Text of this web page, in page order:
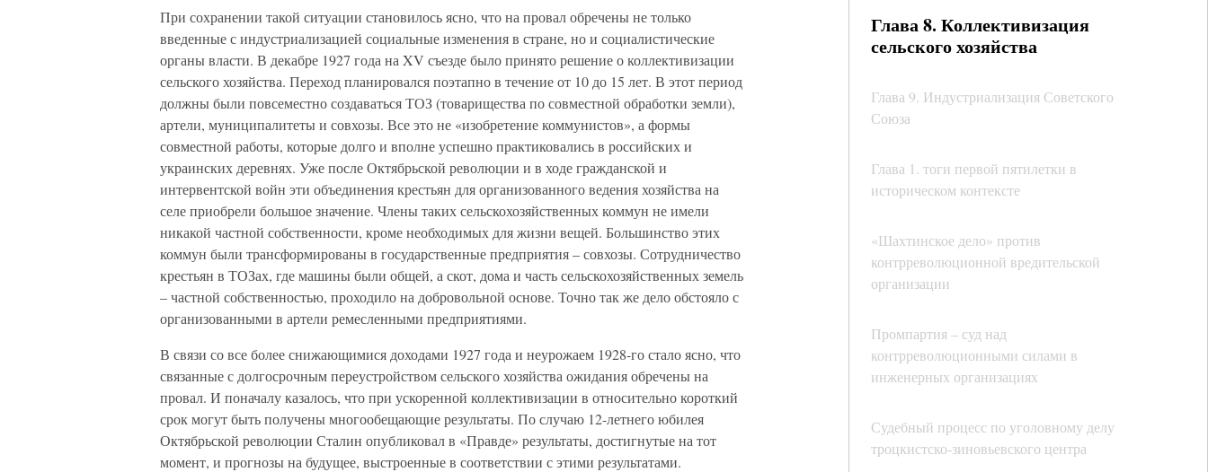
Глава 8. Коллективизация
сельского хозяйства
Глава 9. Индустриализация Советского
Союза
Глава 1. тоги первой пятилетки в
историческом контексте
«Шахтинское дело» против
контрреволюционной вредительской
организации
Промпартия – суд над
контрреволюционными силами в
инженерных организациях
Судебный процесс по уголовному делу
троцкистско-зиновьевского центра
При сохранении такой ситуации становилось ясно, что на провал обречены не только
введенные с индустриализацией социальные изменения в стране, но и социалистические
органы власти. В декабре 1927 года на XV съезде было принято решение о коллективизации
сельского хозяйства. Переход планировался поэтапно в течение от 10 до 15 лет. В этот период
должны были повсеместно создаваться ТОЗ (товарищества по совместной обработки земли),
артели, муниципалитеты и совхозы. Все это не «изобретение коммунистов», а формы
совместной работы, которые долго и вполне успешно практиковались в российских и
украинских деревнях. Уже после Октябрьской революции и в ходе гражданской и
интервентской войн эти объединения крестьян для организованного ведения хозяйства на
селе приобрели большое значение. Члены таких сельскохозяйственных коммун не имели
никакой частной собственности, кроме необходимых для жизни вещей. Большинство этих
коммун были трансформированы в государственные предприятия – совхозы. Сотрудничество
крестьян в ТОЗах, где машины были общей, а скот, дома и часть сельскохозяйственных земель
– частной собственностью, проходило на добровольной основе. Точно так же дело обстояло с
организованными в артели ремесленными предприятиями.
В связи со все более снижающимися доходами 1927 года и неурожаем 1928-го стало ясно, что
связанные с долгосрочным переустройством сельского хозяйства ожидания обречены на
провал. И поначалу казалось, что при ускоренной коллективизации в относительно короткий
срок могут быть получены многообещающие результаты. По случаю 12-летнего юбилея
Октябрьской революции Сталин опубликовал в «Правде» результаты, достигнутые на тот
момент, и прогнозы на будущее, выстроенные в соответствии с этими результатами.